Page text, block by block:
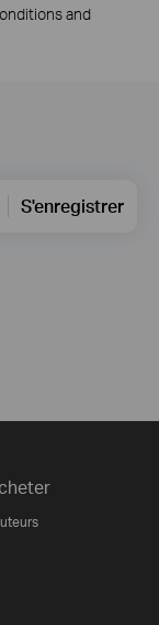
and
S'enregistrer